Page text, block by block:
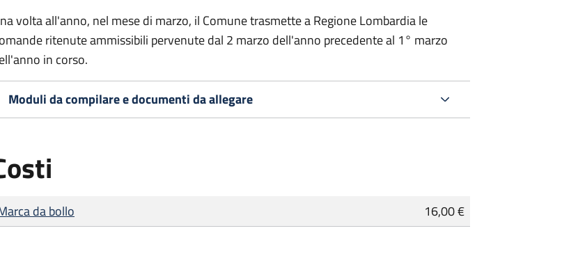
volta all'anno, nel mese di marzo, il Comune trasmette a Regione Lombardia le
ritenute ammissibili pervenute dal 2 marzo dell'anno precedente al 1° marzo
in corso.
Moduli da compilare e documenti da allegare
di pagamento
da bollo 16,00 €